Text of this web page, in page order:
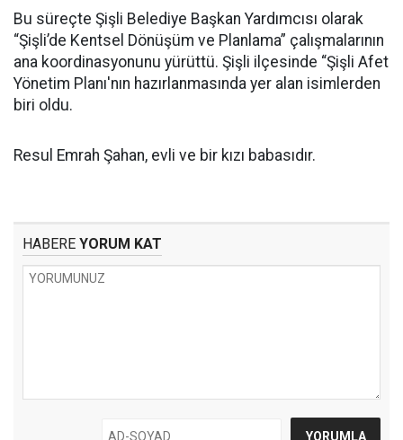
Bu süreçte Şişli Belediye Başkan Yardımcısı olarak
“Şişli’de Kentsel Dönüşüm ve Planlama” çalışmalarının
ana koordinasyonunu yürüttü. Şişli ilçesinde “Şişli Afet
Yönetim Planı'nın hazırlanmasında yer alan isimlerden
biri oldu.
Resul Emrah Şahan, evli ve bir kızı babasıdır.
HABERE YORUM KAT